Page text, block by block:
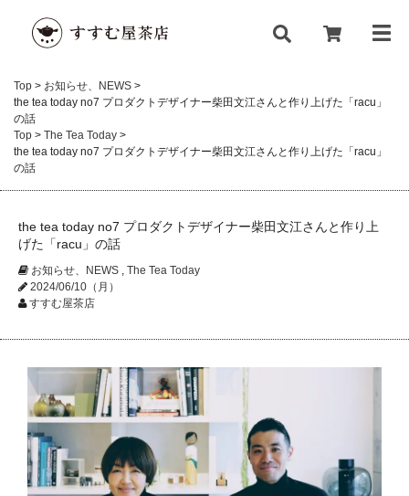
Top > お知らせ、NEWS >
the tea today no7 プロダクトデザイナー柴田文江さんと作り上げた「racu」
の話
Top > The Tea Today >
the tea today no7 プロダクトデザイナー柴田文江さんと作り上げた「racu」
の話
the tea today no7 プロダクトデザイナー柴田文江さんと作り上
げた「racu」の話
お知らせ、NEWS , The Tea Today
2024/06/10（月）
すすむ屋茶店